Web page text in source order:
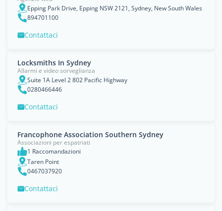
Epping Park Drive, Epping NSW 2121, Sydney, New South Wales
894701100
Contattaci
Locksmiths In Sydney
Allarmi e video sorveglianza
Suite 1A Level 2 802 Pacific Highway
0280466446
Contattaci
Francophone Association Southern Sydney
Associazioni per espatriati
1 Raccomandazioni
Taren Point
0467037920
Contattaci